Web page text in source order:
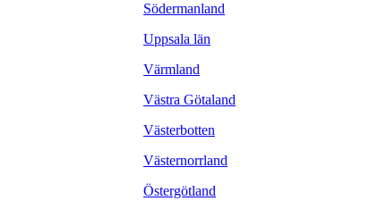
Södermanland
Uppsala län
Värmland
Västra Götaland
Västerbotten
Västernorrland
Östergötland